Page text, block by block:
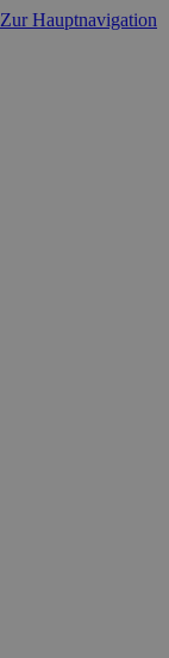
Zur Hauptnavigation